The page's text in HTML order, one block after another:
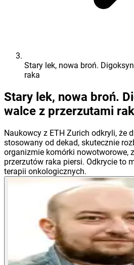
Stary lek, nowa broń.
raka
Stary lek, nowa broń.
walce z przerzutami
Naukowcy z ETH Zurich odkryli, że
stosowany od dekad, skutecznie
organizmie komórki nowotworowe,
przerzutów raka piersi. Odkrycie to
terapii onkologicznych.